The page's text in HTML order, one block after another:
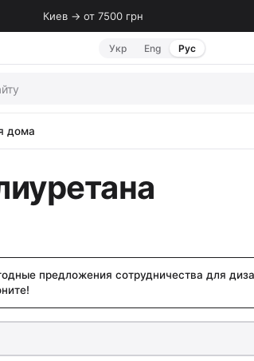
Киев → от 7500 грн
Укр Eng Рус
дома
предложения сотрудничества для